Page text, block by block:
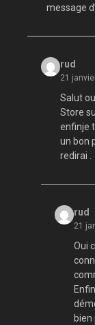
message
rud
21
Salut
Store
enfinje
un bon
redirai .
rud
21
Oui
bien